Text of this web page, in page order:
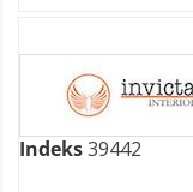
Indeks39442